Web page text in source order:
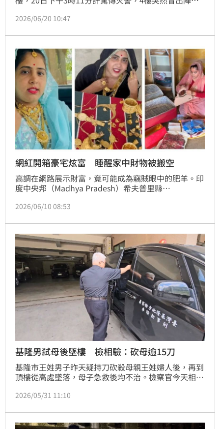
防人員抵達後佈水線灌救，火勢迅速撲滅，起火點位於
無人員傷亡。
2026/06/20 10:47
網紅開箱豪宅炫富 睡醒家中財物被搬空
高調在網路展示財富，竟可能成為竊賊眼中的肥羊。印
度中央邦（Madhya Pradesh）希夫普里縣
YouTuber拉奇娜古賈爾（Rachna Gurjar），日前才在
金及豪宅環境，還帶領粉絲參觀住家內部。沒想到影片
上架後，住家竟遭竊賊闖入洗劫，損失高達80萬至100
萬盧比（約新台幣28萬至35萬元）
2026/06/10 08:53
基隆男弒母後墜樓 檢相驗：砍母逾15刀
基隆市王姓男子昨天疑持刀砍殺母親王姓婦人後，再到
頂樓從高處墜落，母子急救後均不治。檢察官今天相
因。
2026/05/31 11:10